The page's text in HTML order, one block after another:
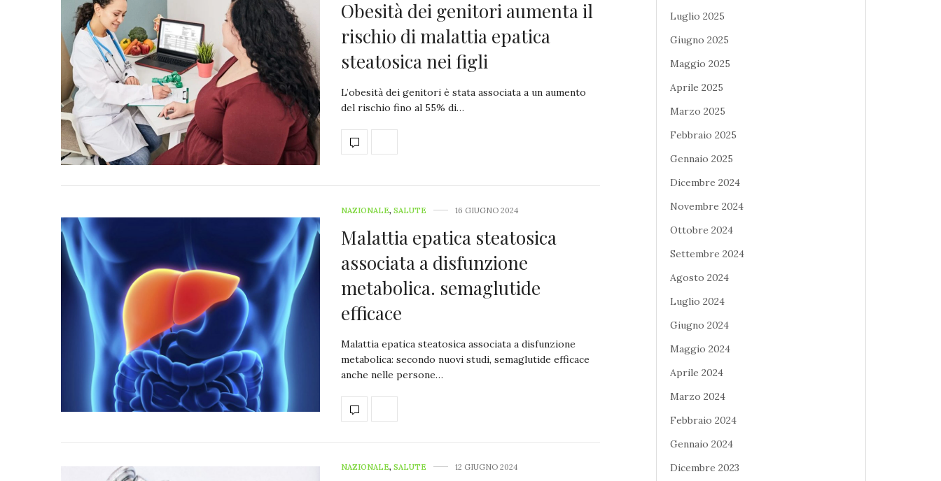
Obesità dei genitori aumenta il
rischio di malattia epatica
steatosica nei figli
L’obesità dei genitori è stata associata a un aumento
del rischio fino al 55% di…
NAZIONALE, SALUTE 16 GIUGNO 2024
Malattia epatica steatosica
associata a disfunzione
metabolica. semaglutide
efficace
Malattia epatica steatosica associata a disfunzione
metabolica: secondo nuovi studi, semaglutide efficace
anche nelle persone…
NAZIONALE, SALUTE 12 GIUGNO 2024
Luglio 2025
Giugno 2025
Maggio 2025
Aprile 2025
Marzo 2025
Febbraio 2025
Gennaio 2025
Dicembre 2024
Novembre 2024
Ottobre 2024
Settembre 2024
Agosto 2024
Luglio 2024
Giugno 2024
Maggio 2024
Aprile 2024
Marzo 2024
Febbraio 2024
Gennaio 2024
Dicembre 2023